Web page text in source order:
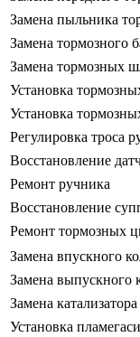
Замена пыльника
Замена тормозного
Замена тормозных
Установка
Установка
Регулировка троса
Восстановление
Ремонт ручника
Восстановление
Ремонт тормозных
Замена впускного
Замена выпускного
Замена катализатора
Установка